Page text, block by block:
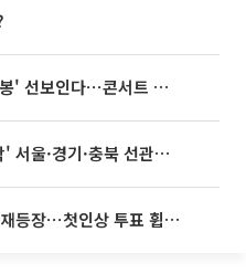
빅뱅, 20주년 기념 '새 뱅봉' 선보인다⋯콘서트 앞두고 팝업 개최
·충북 선관위 등 추가 압수수색
‘나솔사계’ 국화, 결별 후 재등장⋯첫인상 투표 휩쓸고 ‘인기녀’ 등극